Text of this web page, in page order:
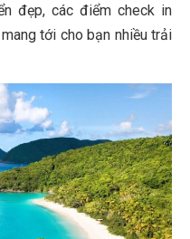
đẹp, các điểm check in
tới cho bạn nhiều trải